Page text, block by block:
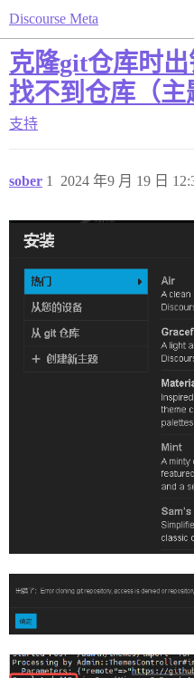
Discourse Meta
克隆git仓库时
找不到仓库（主
支持
sober 2024 年9 月 19 日
1